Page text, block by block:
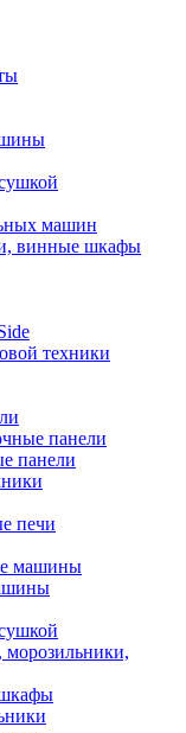
машин
винные шкафы
техники
панели
панели
печи
машины
морозильники,